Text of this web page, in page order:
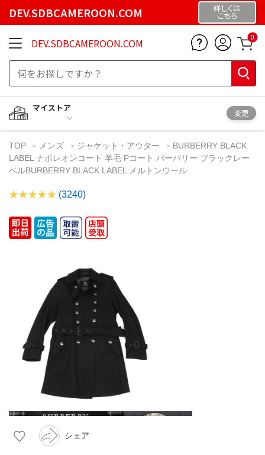
DEV.SDBCAMEROON.COM 詳しくは
こちら
DEV.SDBCAMEROON.COM 0
マイストア
変更
TOP メンズ ジャケット・アウター
BURBERRY BLACK
LABEL ナポレオンコート 羊毛 Pコート バーバリー ブラックレー
ベルBURBERRY BLACK LABEL メルトンウール
(3240)
シェア